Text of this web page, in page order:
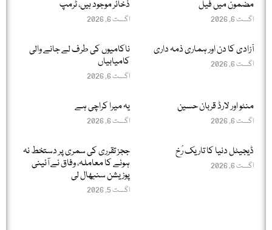
مضمون میں فیل
اگست 6, 2026
ذخائر موجود ہیں، ٹرمپ
اگست 6, 2026
آزادی کا دن اور ہماری ذمہ داری
اگست 6, 2026
ناکامیوں کی طرف لے جانے والی
کامیابیاں
اگست 6, 2026
منٹو اور لارڈ قربان حسین
اگست 6, 2026
یہ میرا کراچی ہے
اگست 6, 2026
ڈیجیٹل دنیا کا تاریک رُخ
اگست 6, 2026
ججز تقرری کی سمری پر دستخط نہ
ہونے کا معاملہ، وفاق نے آئینی
پوزیشن سنبھال لی
اگست 5, 2026